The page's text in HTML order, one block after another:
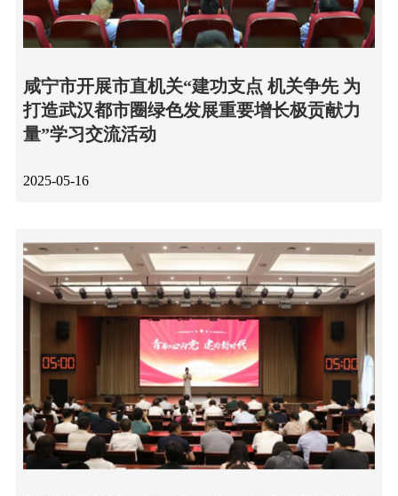
咸宁市开展市直机关“建功支点 机关争先 为
打造武汉都市圈绿色发展重要增长极贡献力
量”学习交流活动
2025-05-16